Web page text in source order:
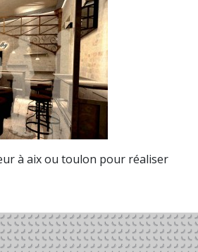
à aix ou toulon pour réaliser